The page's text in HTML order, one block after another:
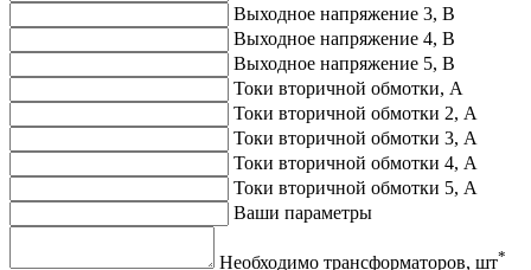
Выходное напряжение 3, В
Выходное напряжение 4, В
Выходное напряжение 5, В
Токи вторичной обмотки, А
Токи вторичной обмотки 2, А
Токи вторичной обмотки 3, А
Токи вторичной обмотки 4, А
Токи вторичной обмотки 5, А
Ваши параметры
Необходимо трансформаторов, шт*